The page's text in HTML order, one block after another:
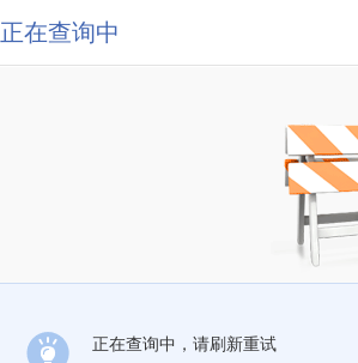
正在查询中
正在查询中，请刷新重试